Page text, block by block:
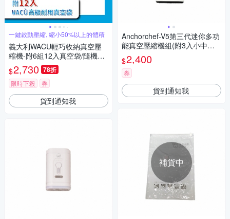
一鍵啟動壓縮, 縮小50%以上的體積
義大利WACU輕巧收納真空壓
縮機-附6組12入真空袋/隨機出
貨
$2,730 78折
限時下殺 券
貨到通知我
Anchorchef-V5第三代迷你多功
能真空壓縮機組(附3入小中大
袋)
$2,400
券
貨到通知我
補貨中